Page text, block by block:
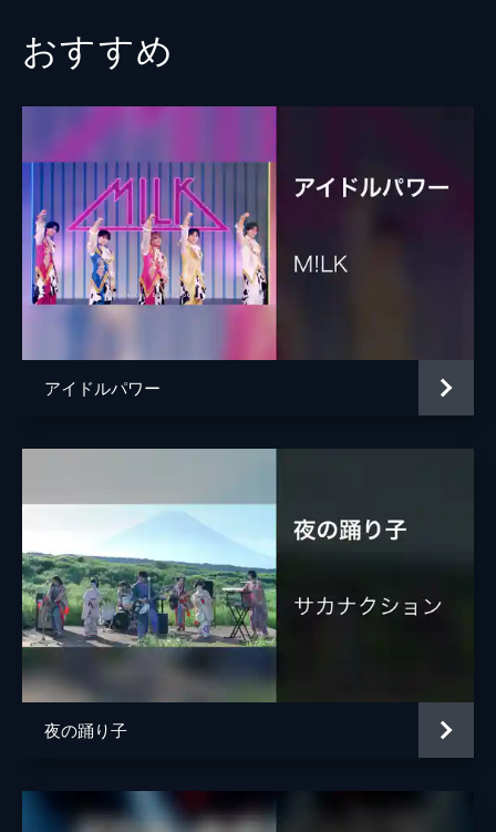
おすすめ
アイドルパワー
夜の踊り子